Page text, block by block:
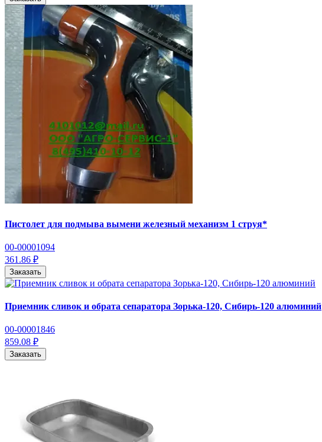
Пистолет для подмыва вымени железный механизм 1 струя*
00-00001094
361.86 ₽
Заказать
Приемник сливок и обрата сепаратора Зорька-120, Сибирь-120 алюминий
00-00001846
859.08 ₽
Заказать